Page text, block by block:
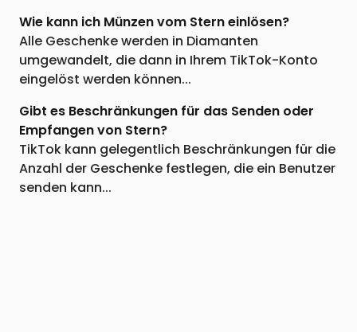
Wie kann ich Münzen vom Stern einlösen?
Alle Geschenke werden in Diamanten
umgewandelt, die dann in Ihrem TikTok-Konto
eingelöst werden können...
Gibt es Beschränkungen für das Senden oder
Empfangen von Stern?
TikTok kann gelegentlich Beschränkungen für die
Anzahl der Geschenke festlegen, die ein Benutzer
senden kann...